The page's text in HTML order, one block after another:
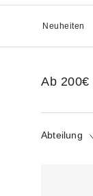
Neuheiten
Ab 200€
Abteilung